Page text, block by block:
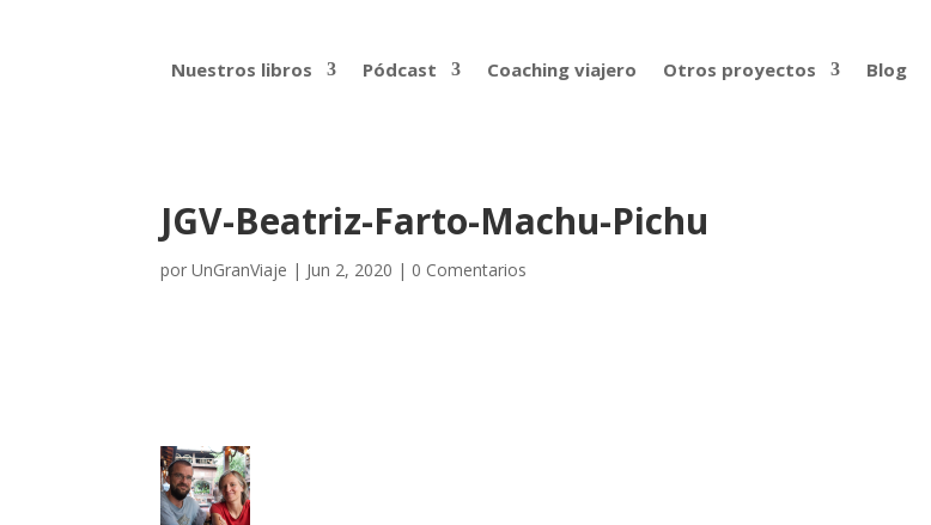
Nuestros libros Pódcast Coaching viajero Otros proyectos Blog
JGV-Beatriz-Farto-Machu-Pichu
porUnGranViaje | Jun 2, 2020 | 0 Comentarios